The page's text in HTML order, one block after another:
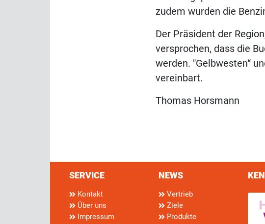
zudem wurden die
Der Präsident der
versprochen, dass die
werden. "Gelbwesten“
vereinbart.
Thomas Horsmann
SERVICE
Kontakt
Über uns
Impressum
NEWS
Vertrieb
Ziele
Produkte